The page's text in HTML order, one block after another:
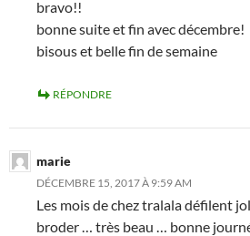
bravo!!
bonne suite et fin avec décembre!
bisous et belle fin de semaine
RÉPONDRE
marie
DÉCEMBRE 15, 2017 À 9:59 AM
Les mois de chez tralala défilent
broder … très beau … bonne